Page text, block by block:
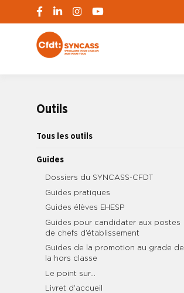
Outils
Tous les outils
Guides
Dossiers du SYNCASS-CFDT
Guides pratiques
Guides élèves EHESP
Guides pour candidater aux postes
de chefs d’établissement
Guides de la promotion au grade de
la hors classe
Le point sur…
Livret d’accueil